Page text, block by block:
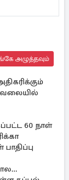
அழுத்தவும்
60 நாள்